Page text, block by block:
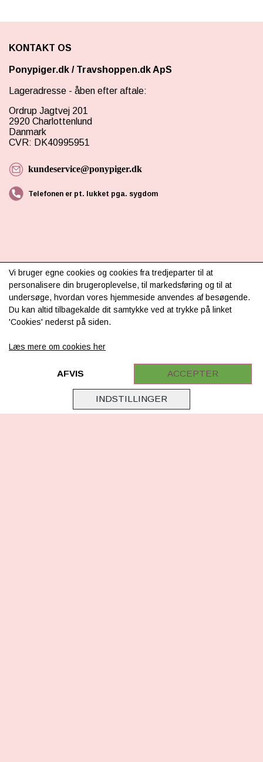
KONTAKT OS
Ponypiger.dk / Travshoppen.dk ApS
Lageradresse - åben efter aftale:
Ordrup Jagtvej 201
2920 Charlottenlund
Danmark
CVR: DK40995951
kundeservice@ponypiger.dk
Telefonen er pt. lukket pga. sygdom
INFORMATION
Om os
Levering & betaling
FAQ
Virksomhedsoplysninger
Vi bruger egne cookies og cookies fra tredjeparter til at
personalisere din brugeroplevelse, til markedsføring og til at
undersøge, hvordan vores hjemmeside anvendes af besøgende.
Du kan altid tilbagekalde dit samtykke ved at trykke på linket
'Cookies' nederst på siden.
Læs mere om cookies her
INDSTILLINGER
AFVIS ACCEPTER